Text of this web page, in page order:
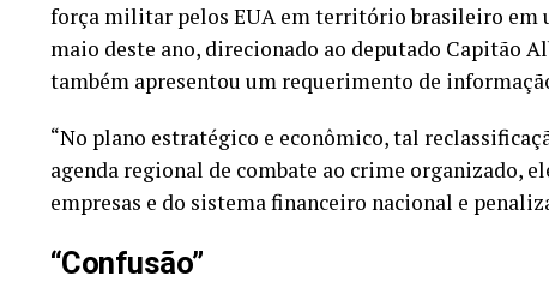
força militar pelos EUA em território brasileiro em
maio deste ano, direcionado ao deputado Capitão
também apresentou um requerimento de
“No plano estratégico e econômico, tal
agenda regional de combate ao crime organizado,
empresas e do sistema financeiro nacional e
“Confusão”